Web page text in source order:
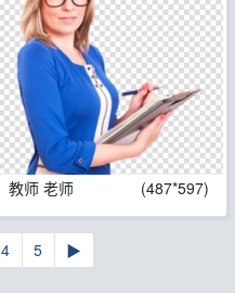
教师 老师 (487*597)
4 5 ▶